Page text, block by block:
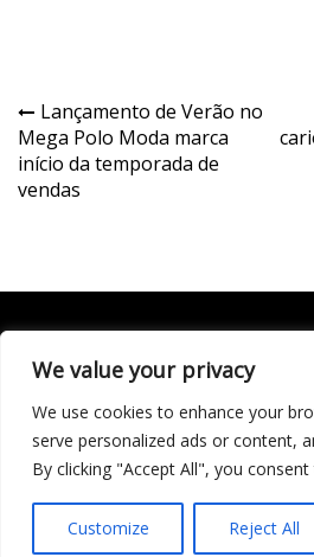
We value your privacy
We use cookies to enhance your
serve personalized ads or content,
By clicking "Accept All", you
Customize Reject All
Navegação
de
Post
Lançamento de Verão no
Mega Polo Moda marca
início da temporada de
vendas
Todo conteúdo publicado neste
responsabilidade do autor. © 2020 -
reservados ao site Matéria Livre
Themebeez
Economia
Famosos
We use cookies to ensure that
experience on our website. If you
will assume that you are